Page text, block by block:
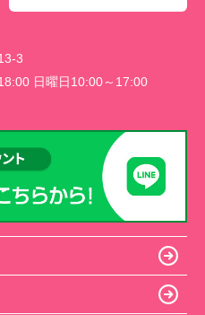
3
日曜日10:00～17:00